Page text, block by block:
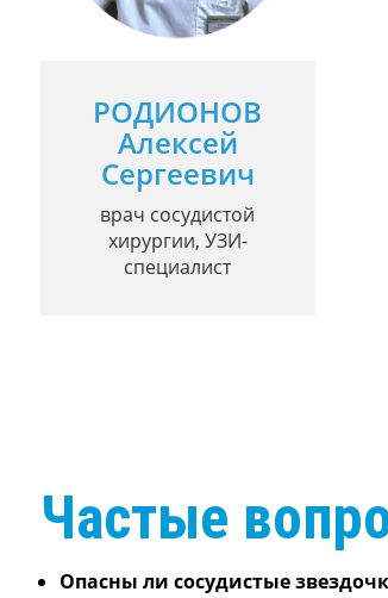
РОДИОНОВ
Алексей
Сергеевич
врач сосудистой
хирургии, УЗИ-
специалист
Частые
Опасны ли сосудистые